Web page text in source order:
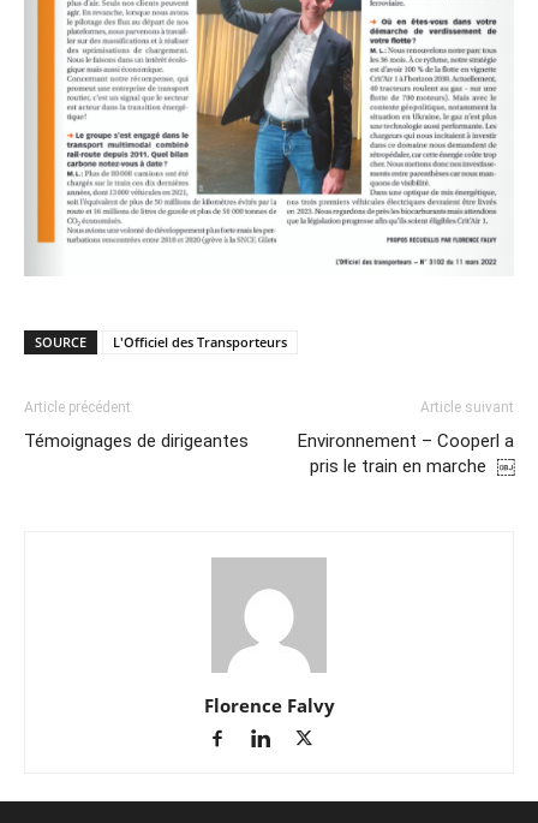
SOURCE L'Officiel des Transporteurs
Article précédent
Témoignages de dirigeantes
Article suivant
Environnement – Cooperl a
pris le train en marche ￼
Florence Falvy